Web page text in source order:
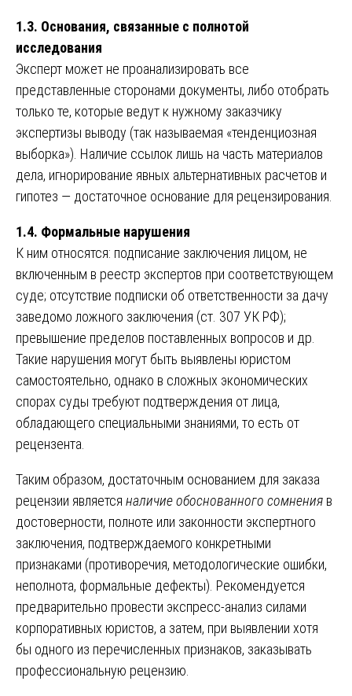
1.3. Основания, связанные с полнотой
исследования
Эксперт может не проанализировать все
представленные сторонами документы, либо отобрать
только те, которые ведут к нужному заказчику
экспертизы выводу (так называемая «тенденциозная
выборка»). Наличие ссылок лишь на часть материалов
дела, игнорирование явных альтернативных расчетов и
гипотез — достаточное основание для рецензирования.
1.4. Формальные нарушения
К ним относятся: подписание заключения лицом, не
включенным в реестр экспертов при соответствующем
суде; отсутствие подписки об ответственности за дачу
заведомо ложного заключения (ст. 307 УК РФ);
превышение пределов поставленных вопросов и др.
Такие нарушения могут быть выявлены юристом
самостоятельно, однако в сложных экономических
спорах суды требуют подтверждения от лица,
обладающего специальными знаниями, то есть от
рецензента.
Таким образом, достаточным основанием для заказа
рецензии является наличие обоснованного сомнения в
достоверности, полноте или законности экспертного
заключения, подтверждаемого конкретными
признаками (противоречия, методологические ошибки,
неполнота, формальные дефекты). Рекомендуется
предварительно провести экспресс-анализ силами
корпоративных юристов, а затем, при выявлении хотя
бы одного из перечисленных признаков, заказывать
профессиональную рецензию.